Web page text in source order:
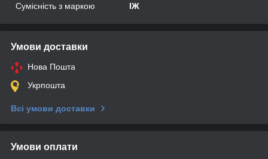
Сумісність з маркою
ІЖ
Умови доставки
Нова Пошта
Укрпошта
Всі умови доставки
Умови оплати